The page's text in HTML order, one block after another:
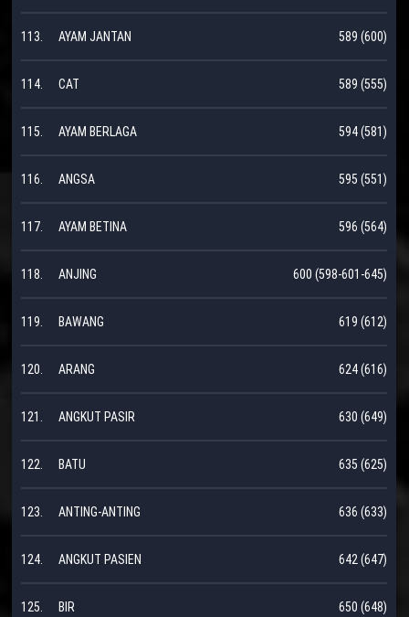
113. AYAM JANTAN 589 (600)
114. CAT 589 (555)
115. AYAM BERLAGA 594 (581)
116. ANGSA 595 (551)
117. AYAM BETINA 596 (564)
118. ANJING 600 (598-601-645)
119. BAWANG 619 (612)
120. ARANG 624 (616)
121. ANGKUT PASIR 630 (649)
122. BATU 635 (625)
123. ANTING-ANTING 636 (633)
124. ANGKUT PASIEN 642 (647)
125. BIR 650 (648)